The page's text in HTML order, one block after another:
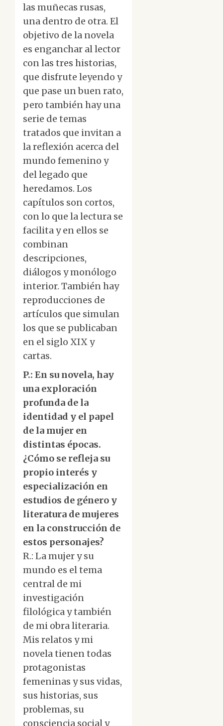
las muñecas rusas,
una dentro de otra. El
objetivo de la novela
es enganchar al lector
con las tres historias,
que disfrute leyendo y
que pase un buen rato,
pero también hay una
serie de temas
tratados que invitan a
la reflexión acerca del
mundo femenino y
del legado que
heredamos. Los
capítulos son cortos,
con lo que la lectura se
facilita y en ellos se
combinan
descripciones,
diálogos y monólogo
interior. También hay
reproducciones de
artículos que simulan
los que se publicaban
en el siglo XIX y
cartas.
P.: En su novela, hay
una exploración
profunda de la
identidad y el papel
de la mujer en
distintas épocas.
¿Cómo se refleja su
propio interés y
especialización en
estudios de género y
literatura de mujeres
en la construcción de
estos personajes?
R.: La mujer y su
mundo es el tema
central de mi
investigación
filológica y también
de mi obra literaria.
Mis relatos y mi
novela tienen todas
protagonistas
femeninas y sus vidas,
sus historias, sus
problemas, su
consciencia social y